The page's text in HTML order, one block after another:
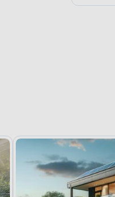
elektrycznej. Dzięki
standardy
To produkt, który spełni
jakość i solidne